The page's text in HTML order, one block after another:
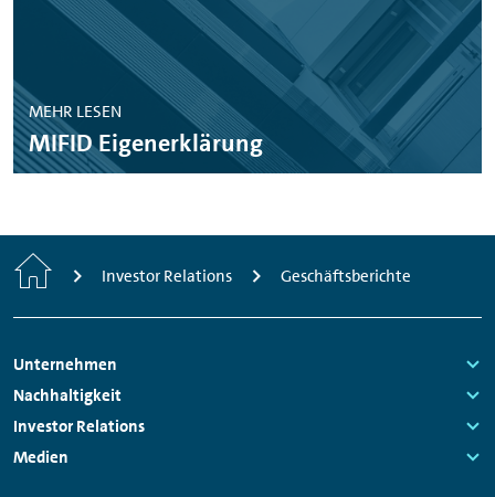
MEHR LESEN
MIFID Eigenerklärung
Home Investor Relations Geschäftsberichte
Footer
Navigation
Unternehmen
Links:
Nachhaltigkeit
Links:
Investor Relations
Links:
Medien